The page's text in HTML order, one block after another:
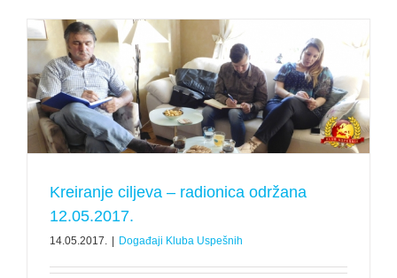
Kreiranje ciljeva – radionica održana
12.05.2017.
14.05.2017. | Događaji Kluba Uspešnih